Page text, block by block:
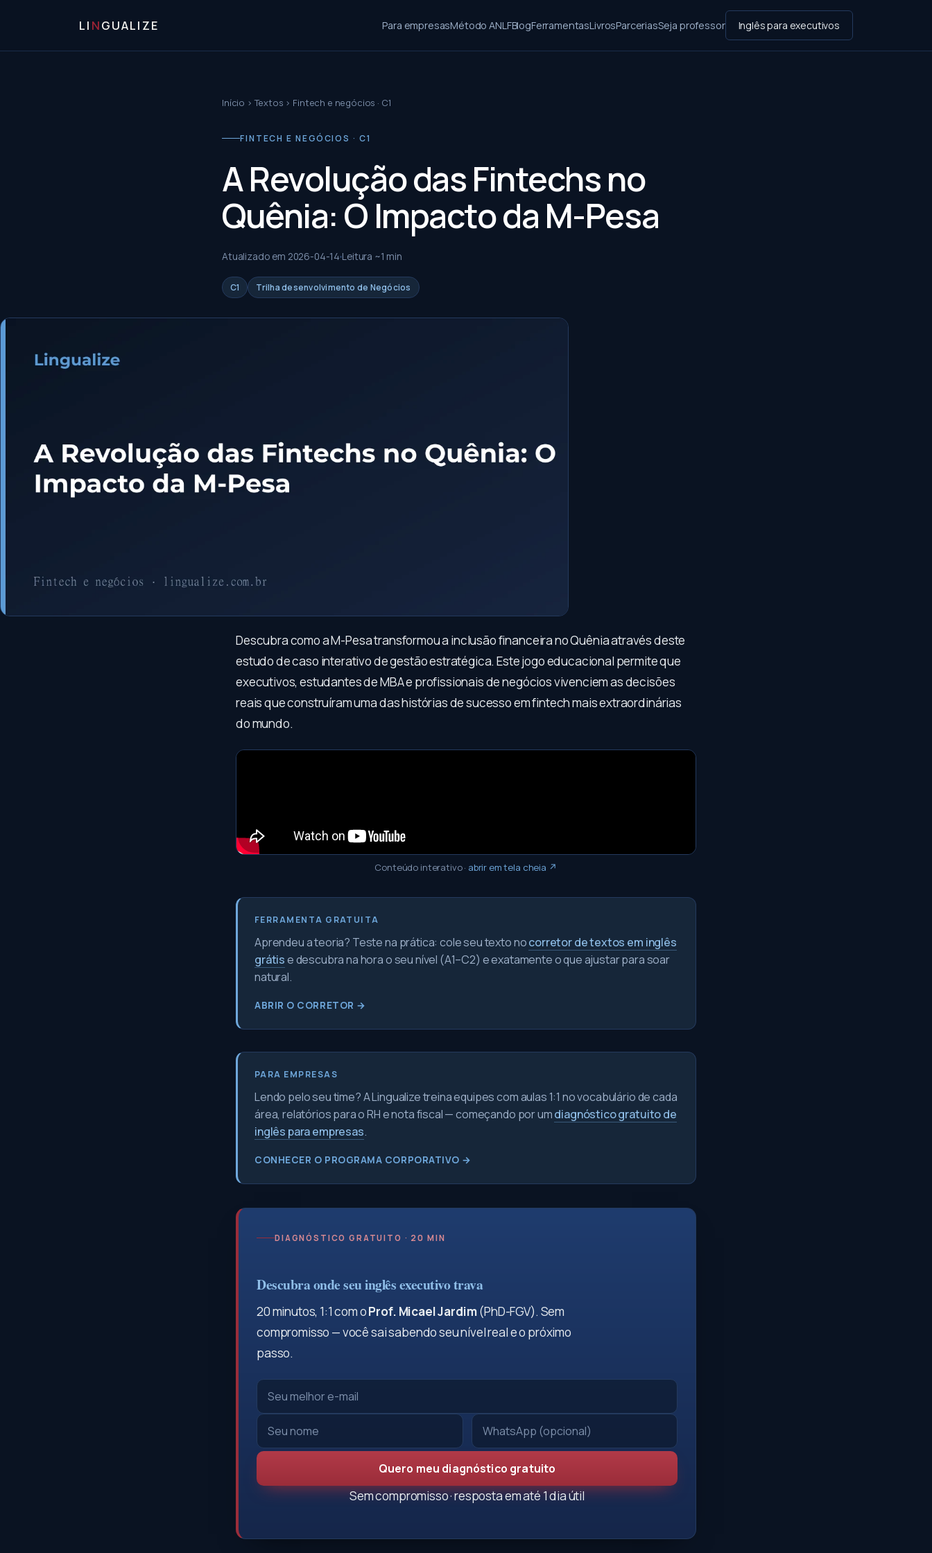
LI NGUALIZE Para empresasMétodo ANLFBlogFerramentasLivrosParceriasSeja professor Inglês para executivos
Início ›Textos › Fintech e negócios · C1
FINTECH E NEGÓCIOS · C1
A Revolução das Fintechs no
Quênia: O Impacto da M-Pesa
Atualizado em 2026-04-14 Leitura ~1 min
C1 Trilha desenvolvimento de Negócios
Descubra como a M-Pesa transformou a inclusão financeira no Quênia através deste
estudo de caso interativo de gestão estratégica. Este jogo educacional permite que
executivos, estudantes de MBA e profissionais de negócios vivenciem as decisões
reais que construíram uma das histórias de sucesso em fintech mais extraordinárias
do mundo.
Conteúdo interativo· abrir em tela cheia ↗
FERRAMENTA GRATUITA
Aprendeu a teoria? Teste na prática: cole seu texto nocorretor de textos em inglês
grátise descubra na hora o seu nível (A1–C2) e exatamente o que ajustar para soar
natural.
ABRIR O CORRETOR →
PARA EMPRESAS
Lendo pelo seu time? A Lingualize treina equipes com aulas 1:1 no vocabulário de cada
área, relatórios para o RH e nota fiscal — começando por umdiagnóstico gratuito de
inglês para empresas.
CONHECER O PROGRAMA CORPORATIVO →
DIAGNÓSTICO GRATUITO · 20 MIN
Descubra onde seu inglês executivo trava
20 minutos, 1:1 com oProf. Micael Jardim(PhD-FGV). Sem
compromisso — você sai sabendo seu nível real e o próximo
passo.
Quero meu diagnóstico gratuito
Sem compromisso · resposta em até 1 dia útil